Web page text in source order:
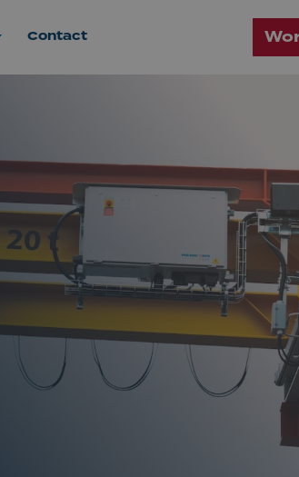
Contact